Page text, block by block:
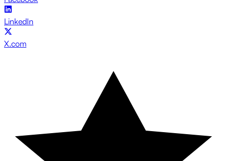
LinkedIn
X.com